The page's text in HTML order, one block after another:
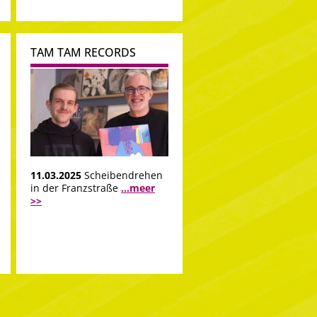
TAM TAM RECORDS
11.03.2025 Scheibendrehen
in der Franzstraße ...meer
>>